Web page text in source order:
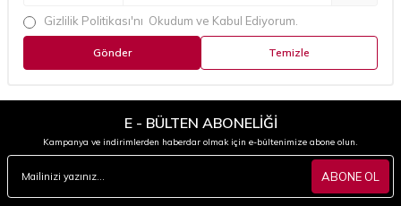
Gizlilik Politikası'nı Okudum ve Kabul Ediyorum.
Gönder Temizle
E - BÜLTEN ABONELİĞİ
Kampanya ve indirimlerden haberdar olmak için e-bültenimize abone olun.
ABONE OL